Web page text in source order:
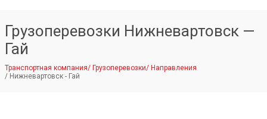
Грузоперевозки Нижневартовск —
Гай
Транспортная компания/ Грузоперевозки/ Направления
/ Нижневартовск - Гай